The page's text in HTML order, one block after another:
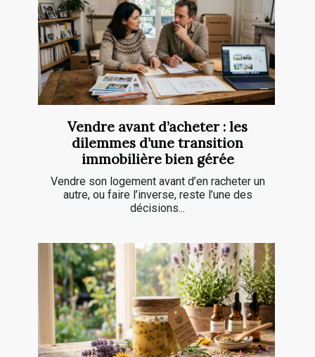
Vendre avant d’acheter : les
dilemmes d’une transition
immobilière bien gérée
Vendre son logement avant d’en racheter un
autre, ou faire l’inverse, reste l’une des
décisions...